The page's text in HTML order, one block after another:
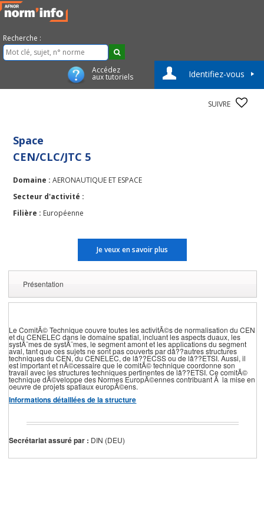
Recherche :
Accédez
aux tutoriels Identifiez-vous
SUIVRE
Space
CEN/CLC/JTC 5
Domaine : AERONAUTIQUE ET ESPACE
Secteur d'activité :
Filière : Européenne
Je veux en savoir plus
Présentation
Le ComitÃ© Technique couvre toutes les activitÃ©s de normalisation du CEN
et du CENELEC dans le domaine spatial, incluant les aspects duaux, les
systÃ¨mes de systÃ¨mes, le segment amont et les applications du segment
aval, tant que ces sujets ne sont pas couverts par dâ??autres structures
techniques du CEN, du CENELEC, de lâ??ECSS ou de lâ??ETSI. Aussi, il
est important et nÃ©cessaire que le comitÃ© technique coordonne son
travail avec les structures techniques pertinentes de lâ??ETSI. Ce comitÃ©
technique dÃ©veloppe des Normes EuropÃ©ennes contribuant Ã la mise en
oeuvre de projets spatiaux europÃ©ens.
Informations détaillées de la structure
Secrétariat assuré par : DIN (DEU)